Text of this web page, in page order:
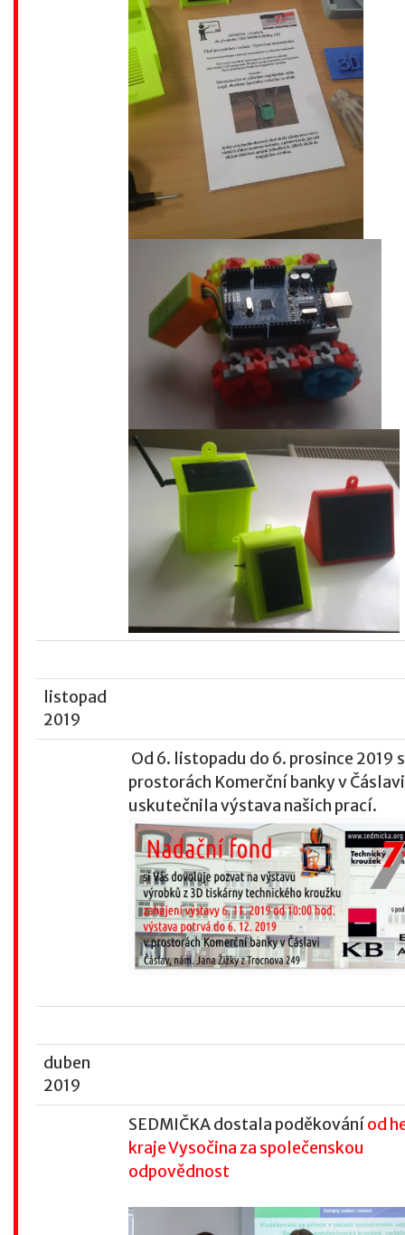
listopad
2019
Od 6. listopadu do 6. prosince 2019
prostorách Komerční banky v Čáslavi
uskutečnila výstava našich prací.
duben
2019
SEDMIČKA dostala poděkování od
kraje Vysočina za společenskou
odpovědnost